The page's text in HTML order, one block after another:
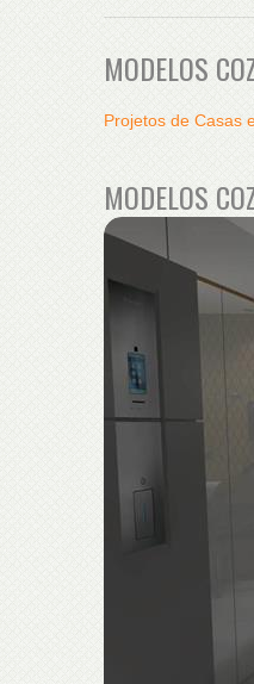
MODELOS
Projetos de Casas
MODELOS